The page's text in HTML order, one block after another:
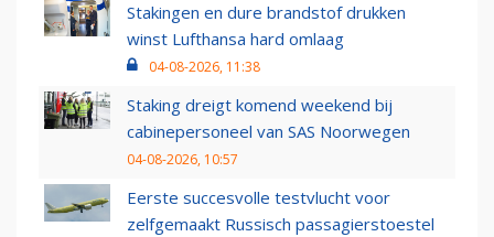
Stakingen en dure brandstof drukken
winst Lufthansa hard omlaag
04-08-2026, 11:38
Staking dreigt komend weekend bij
cabinepersoneel van SAS Noorwegen
04-08-2026, 10:57
Eerste succesvolle testvlucht voor
zelfgemaakt Russisch passagierstoestel